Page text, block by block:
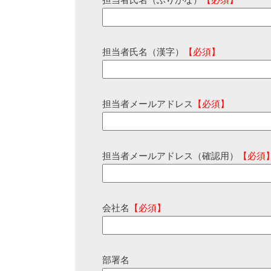
担当者氏名（漢字） 【必須】
担当者メールアドレス 【必須】
担当者メールアドレス（確認用） 【必須
会社名 【必須】
部署名